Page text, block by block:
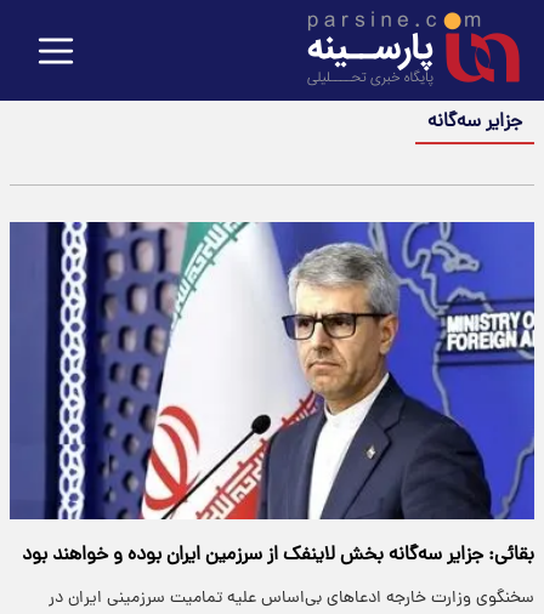
جزایر سه‌گانه
بقائی: جزایر سه‌گانه بخش لاینفک از سرزمین ایران بوده و خواهند بود
سخنگوی وزارت خارجه ادعاهای بی‌اساس علیه تمامیت سرزمینی ایران در